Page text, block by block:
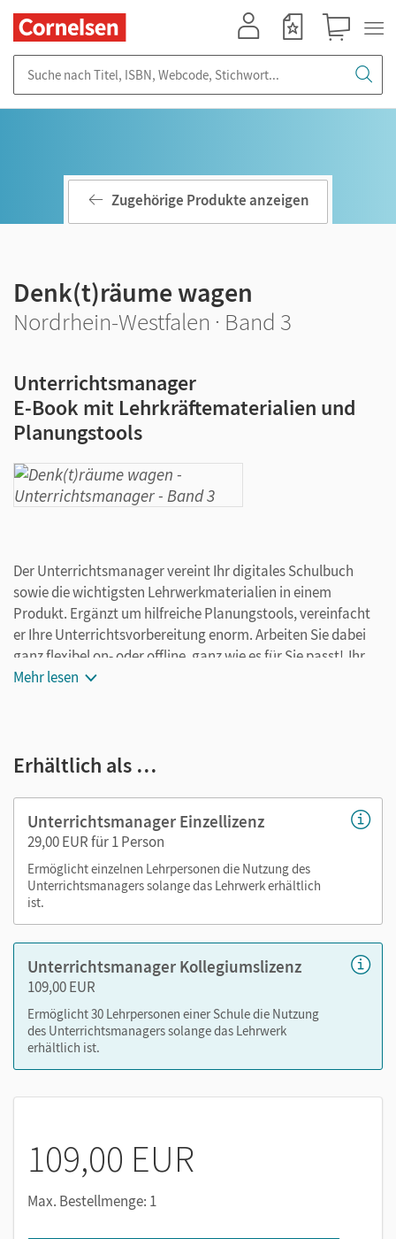
Zugehörige Produkte anzeigen
Denk(t)räume wagen
Nordrhein-Westfalen · Band 3
Unterrichtsmanager
E-Book mit Lehrkräftematerialien und
Planungstools
Der Unterrichtsmanager vereint Ihr digitales Schulbuch
sowie die wichtigsten Lehrwerkmaterialien in einem
Produkt. Ergänzt um hilfreiche Planungstools, vereinfacht
er Ihre Unterrichtsvorbereitung enorm. Arbeiten Sie dabei
ganz flexibel on- oder offline, ganz wie es für Sie passt! Ihr
Unterrichtsmanager enthält:
kapitel- und doppelseitengenaue Materialanordnung
Arbeitsblätter als editierbare Kopiervorlagen (Word)
Synopse Medienkompetenzrahmen (PDF), auch
Nutzen Sie den Unterrichtsmanager auf lernen.cornelsen.de
oder über die Cornelsen Lernen App.
Mehr lesen
Erhältlich als …
Unterrichtsmanager Einzellizenz
29,00 EUR für 1 Person
Ermöglicht einzelnen Lehrpersonen die Nutzung des
Unterrichtsmanagers solange das Lehrwerk erhältlich
ist.
Unterrichtsmanager Kollegiumslizenz
109,00 EUR
Ermöglicht 30 Lehrpersonen einer Schule die Nutzung
des Unterrichtsmanagers solange das Lehrwerk
erhältlich ist.
109,00 EUR
Max. Bestellmenge: 1